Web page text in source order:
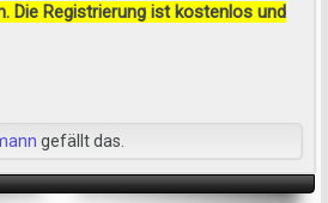
Die Registrierung ist kostenlos und
gefällt das.